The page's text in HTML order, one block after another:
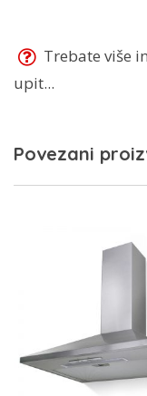
Trebate više
upit...
Povezani